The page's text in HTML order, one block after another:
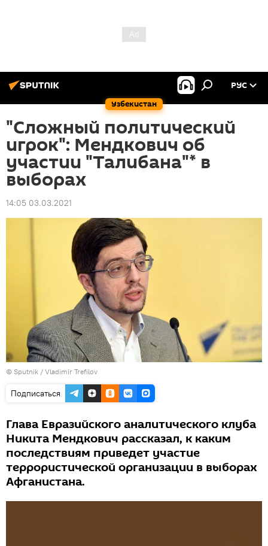
Узбекистан
РУС
"Сложный политический
игрок": Мендкович об
участии "Талибана"* в
выборах
14:05 03.03.2021
© Sputnik / Vladimir Trefilov
Подписаться
Глава Евразийского аналитического клуба
Никита Мендкович рассказал, к каким
последствиям приведет участие
террористической организации в выборах
Афганистана.